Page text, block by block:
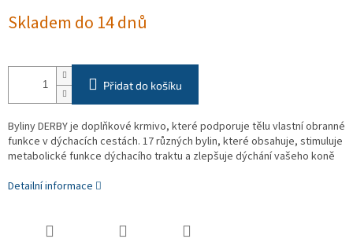
Skladem do 14 dnů
Přidat do košíku
Byliny DERBY je doplňkové krmivo, které podporuje tělu vlastní obranné
funkce v dýchacích cestách. 17 různých bylin, které obsahuje, stimuluje
metabolické funkce dýchacího traktu a zlepšuje dýchání vašeho koně
Detailní informace